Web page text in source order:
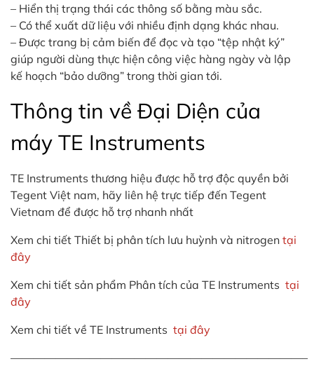
– Hiển thị trạng thái các thông số bằng màu sắc.
– Có thể xuất dữ liệu với nhiều định dạng khác nhau.
– Được trang bị cảm biến để đọc và tạo “tệp nhật ký”
giúp người dùng thực hiện công việc hàng ngày và lập
kế hoạch “bảo dưỡng” trong thời gian tới.
Thông tin về Đại Diện của
máy TE Instruments
TE Instruments thương hiệu được hỗ trợ độc quyền bởi
Tegent Việt nam, hãy liên hệ trực tiếp đến Tegent
Vietnam để được hỗ trợ nhanh nhất
Xem chi tiết Thiết bị phân tích lưu huỳnh và nitrogen tại
đây
Xem chi tiết sản phẩm Phân tích của TE Instruments tại
đây
Xem chi tiết về TE Instruments tại đây
——————————————————————————–